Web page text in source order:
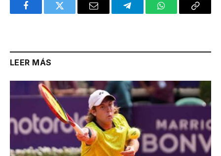
FacebookTwitter Email TelegramWhatsAppCopy
LEER MÁS